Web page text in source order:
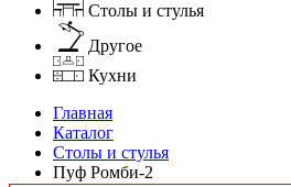
Столы и стулья
Другое
Кухни
Главная
Каталог
Столы и стулья
Пуф Ромби-2